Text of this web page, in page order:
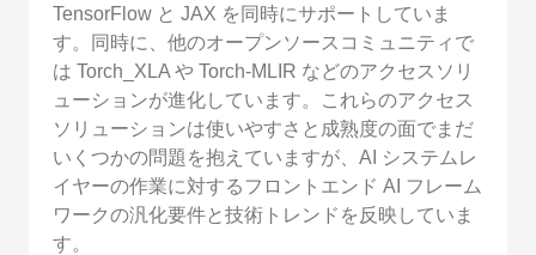
TensorFlow と JAX を同時にサポートしていま
す。同時に、他のオープンソースコミュニティで
は Torch_XLA や Torch-MLIR などのアクセスソリ
ューションが進化しています。これらのアクセス
ソリューションは使いやすさと成熟度の面でまだ
いくつかの問題を抱えていますが、AI システムレ
イヤーの作業に対するフロントエンド AI フレーム
ワークの汎化要件と技術トレンドを反映していま
す。